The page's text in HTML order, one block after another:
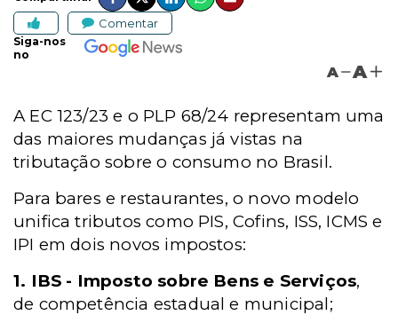
Comentar
Siga-nos
no
A A
A EC 123/23 e o PLP 68/24 representam uma
das maiores mudanças já vistas na
tributação sobre o consumo no Brasil.
Para bares e restaurantes, o novo modelo
unifica tributos como PIS, Cofins, ISS, ICMS e
IPI em dois novos impostos:
1. IBS - Imposto sobre Bens e Serviços,
de competência estadual e municipal;